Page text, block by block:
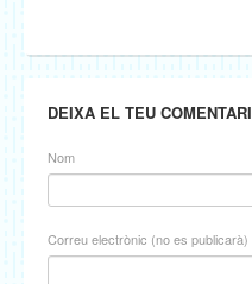
DEIXA EL TEU COMENTARI
Nom
Correu electrònic (no es publicarà)